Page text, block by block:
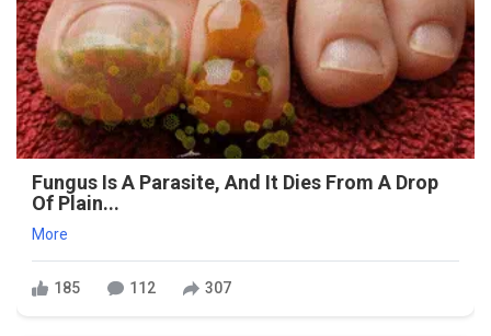
Fungus Is A Parasite, And It Dies From A Drop
Of Plain...
More
185 112 307